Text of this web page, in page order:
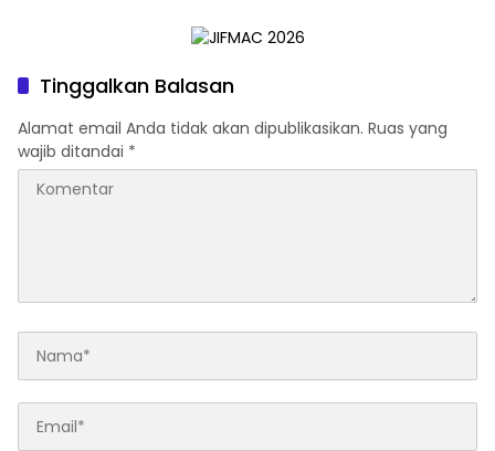
Tinggalkan Balasan
Alamat email Anda tidak akan dipublikasikan. Ruas yang
wajib ditandai *